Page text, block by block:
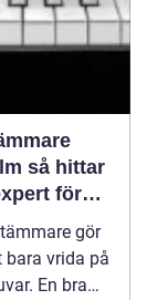
för
gör
bara vrida på
En bra